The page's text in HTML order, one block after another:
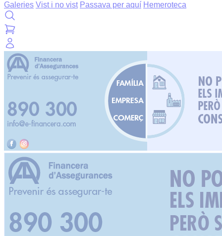
Galeries Vist i no vist Passava per aquí Hemeroteca